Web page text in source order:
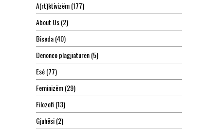
A(rt)ktivizëm(177)
About Us(2)
Biseda(40)
Denonco plagjiaturën(5)
Esé(77)
Feminizëm(29)
Filozofi (13)
Gjuhësi(2)